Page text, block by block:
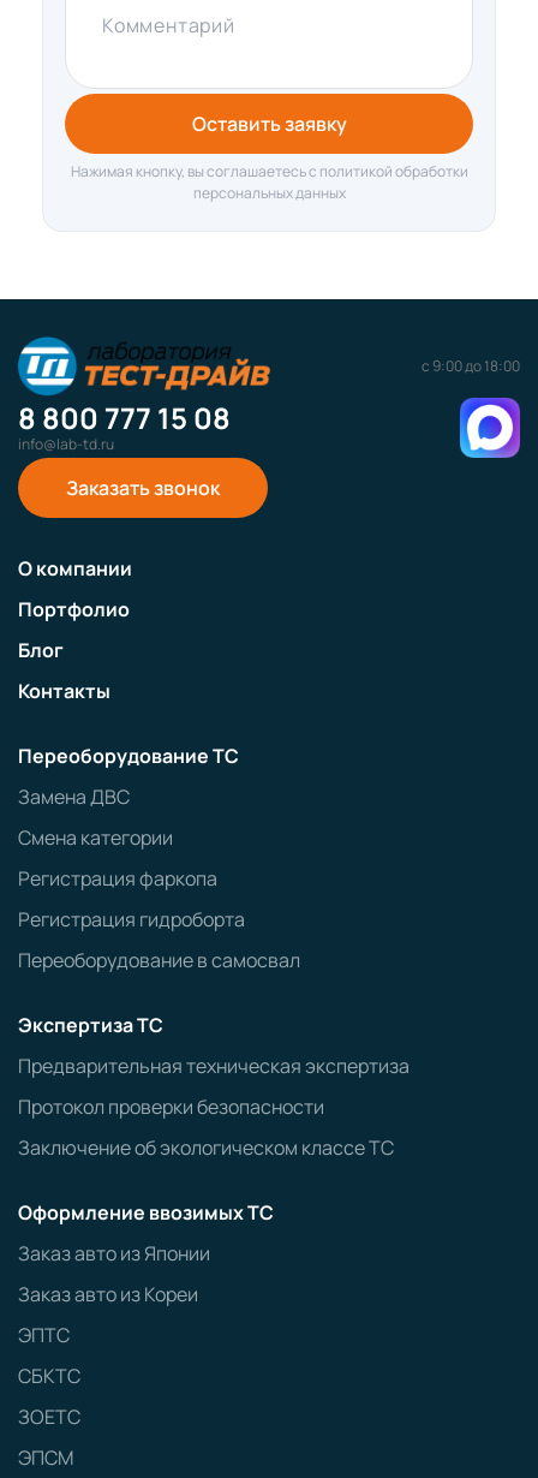
Комментарий
Оставить заявку
Нажимая кнопку, вы соглашаетесь с политикой обработки
персональных данных
с 9:00 до 18:00
8 800 777 15 08
info@lab-td.ru
Заказать звонок
О компании
Портфолио
Блог
Контакты
Переоборудование ТС
Замена ДВС
Смена категории
Регистрация фаркопа
Регистрация гидроборта
Переоборудование в самосвал
Экспертиза ТС
Предварительная техническая экспертиза
Протокол проверки безопасности
Заключение об экологическом классе ТС
Оформление ввозимых ТС
Заказ авто из Японии
Заказ авто из Кореи
ЭПТС
СБКТС
ЗОЕТС
ЭПСМ